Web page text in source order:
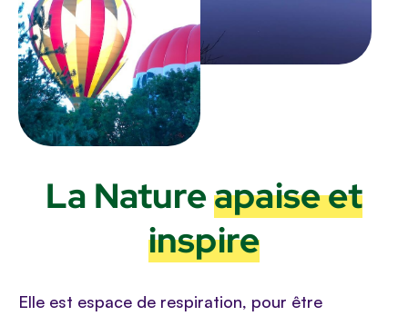
La Natureapaise et
inspire
Elle est espace de respiration, pour être